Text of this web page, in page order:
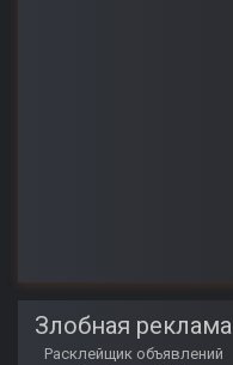
Злобная реклама
Расклейщик объявлений